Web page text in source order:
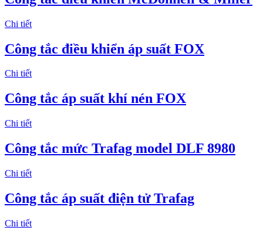
Chi tiết
Công tắc điều khiển áp suất FOX
Chi tiết
Công tắc áp suất khí nén FOX
Chi tiết
Công tắc mức Trafag model DLF 8980
Chi tiết
Công tắc áp suất điện tử Trafag
Chi tiết